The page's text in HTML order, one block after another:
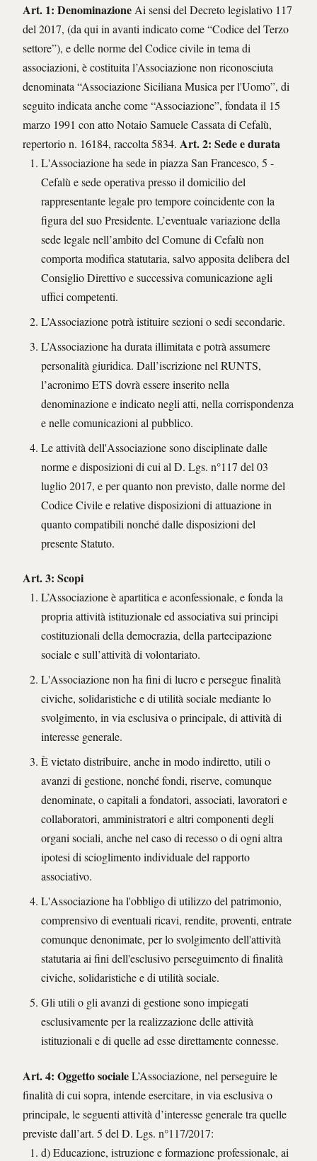
Art. 1: Denominazione Ai sensi del Decreto legislativo 117
del 2017, (da qui in avanti indicato come “Codice del Terzo
settore”), e delle norme del Codice civile in tema di
associazioni, è costituita l’Associazione non riconosciuta
denominata “Associazione Siciliana Musica per l'Uomo”, di
seguito indicata anche come “Associazione”, fondata il 15
marzo 1991 con atto Notaio Samuele Cassata di Cefalù,
repertorio n. 16184, raccolta 5834. Art. 2: Sede e durata
L'Associazione ha sede in piazza San Francesco, 5 -
Cefalù e sede operativa presso il domicilio del
rappresentante legale pro tempore coincidente con la
figura del suo Presidente. L’eventuale variazione della
sede legale nell’ambito del Comune di Cefalù non
comporta modifica statutaria, salvo apposita delibera del
Consiglio Direttivo e successiva comunicazione agli
uffici competenti.
L’Associazione potrà istituire sezioni o sedi secondarie.
L’Associazione ha durata illimitata e potrà assumere
personalità giuridica. Dall’iscrizione nel RUNTS,
l’acronimo ETS dovrà essere inserito nella
denominazione e indicato negli atti, nella corrispondenza
e nelle comunicazioni al pubblico.
Le attività dell'Associazione sono disciplinate dalle
norme e disposizioni di cui al D. Lgs. n°117 del 03
luglio 2017, e per quanto non previsto, dalle norme del
Codice Civile e relative disposizioni di attuazione in
quanto compatibili nonché dalle disposizioni del
presente Statuto.
Art. 3: Scopi
L’Associazione è apartitica e aconfessionale, e fonda la
propria attività istituzionale ed associativa sui principi
costituzionali della democrazia, della partecipazione
sociale e sull’attività di volontariato.
L'Associazione non ha fini di lucro e persegue finalità
civiche, solidaristiche e di utilità sociale mediante lo
svolgimento, in via esclusiva o principale, di attività di
interesse generale.
È vietato distribuire, anche in modo indiretto, utili o
avanzi di gestione, nonché fondi, riserve, comunque
denominate, o capitali a fondatori, associati, lavoratori e
collaboratori, amministratori e altri componenti degli
organi sociali, anche nel caso di recesso o di ogni altra
ipotesi di scioglimento individuale del rapporto
associativo.
L'Associazione ha l'obbligo di utilizzo del patrimonio,
comprensivo di eventuali ricavi, rendite, proventi, entrate
comunque denonimate, per lo svolgimento dell'attività
statutaria ai fini dell'esclusivo perseguimento di finalità
civiche, solidaristiche e di utilità sociale.
Gli utili o gli avanzi di gestione sono impiegati
esclusivamente per la realizzazione delle attività
istituzionali e di quelle ad esse direttamente connesse.
Art. 4: Oggetto socialeL’Associazione, nel perseguire le
finalità di cui sopra, intende esercitare, in via esclusiva o
principale, le seguenti attività d’interesse generale tra quelle
previste dall’art. 5 del D. Lgs. n°117/2017:
d) Educazione, istruzione e formazione professionale, ai